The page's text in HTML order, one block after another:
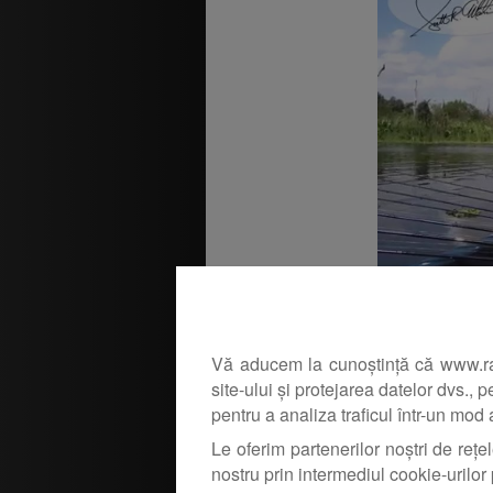
Vă aducem la cunoștință că
site-ului și protejarea datelor dvs.,
pentru a analiza traficul într-un mod
Le oferim partenerilor noștri de
nostru prin intermediul cookie-urilor
producatori de
rezolvat pentru
incredere si am
gasit exact ceea